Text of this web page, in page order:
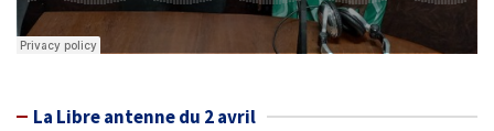
La Libre antenne du 2 avril